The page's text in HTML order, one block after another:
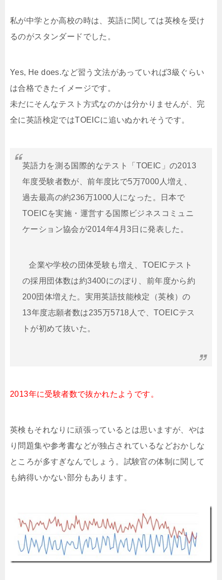
私が中学とか高校の時は、英語に関しては英検を受け
るのがスタンダードでした。
Yes, He does.など習う文法があっていれば3級ぐらい
は合格できたイメージです。
未だにそんなテスト方式なのかは分かりませんが、完
全に英語検定ではTOEICに追いぬかれそうです。
英語力を測る国際的なテスト「TOEIC」の2013
年度受験者数が、前年度比で5万7000人増え、
過去最高の約236万1000人になった。日本で
TOEICを実施・運営する国際ビジネスコミュニ
ケーション協会が2014年4月3日に発表した。
企業や学校の団体受験も増え、TOEICテスト
の採用団体数は約3400にのぼり、前年度から約
200団体増えた。実用英語技能検定（英検）の
13年度志願者数は235万5718人で、TOEICテス
トが初めて抜いた。
2013年に受験者数で抜かれたようです。
英検もそれなりに頑張っているとは思いますが、やは
り問題集や参考書などが独占されているなどおかしな
ところが多すぎなんでしょう。試験官の体制に関して
も納得いかない部分もあります。